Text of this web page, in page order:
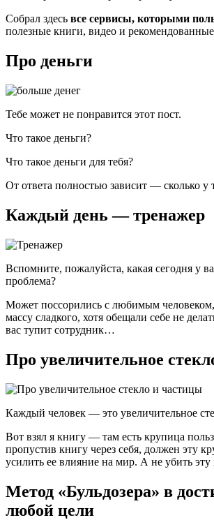
Собрал здесь все сервисы, которыми
полезные книги, видео и
Про деньги
Тебе может не понравится этот пост.
Что такое деньги?
Что такое деньги для тебя?
От ответа полностью зависит — сколько у
Каждый день — тренажер
Вспомните, пожалуйста, какая сегодня у
проблема?
Может поссорились с любимым
массу сладкого, хотя обещали себе не
вас тупит сотрудник…
Про увеличительное
Каждый человек — это увеличительное
Вот взял я книгу — там есть крупица
пропустив книгу через себя, должен эту
усилить ее влияние на мир. А не убить эту
Метод «Бульдозера» в
любой цели